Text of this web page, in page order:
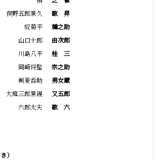
俣野五郎景久
奴菊平
山口十郎
川島八平
岡崎将監
剣菱呑助
大庭三郎景親
六郎太夫
歌
昇
種之助
由次郎
桂
三
宗之助
男女蔵
又五郎
歌
六
）